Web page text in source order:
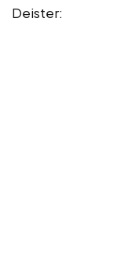
Deister: